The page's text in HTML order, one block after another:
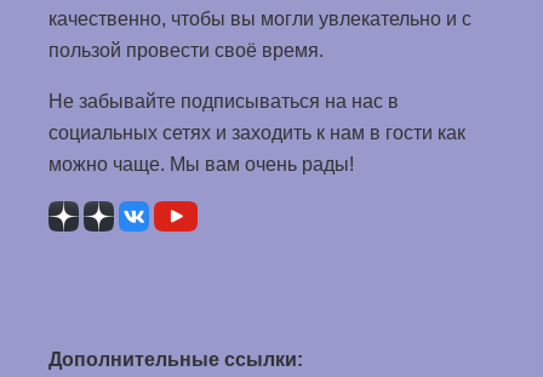
качественно, чтобы вы могли увлекательно и с
пользой провести своё время.
Не забывайте подписываться на нас в
социальных сетях и заходить к нам в гости как
можно чаще. Мы вам очень рады!
Дополнительные ссылки: